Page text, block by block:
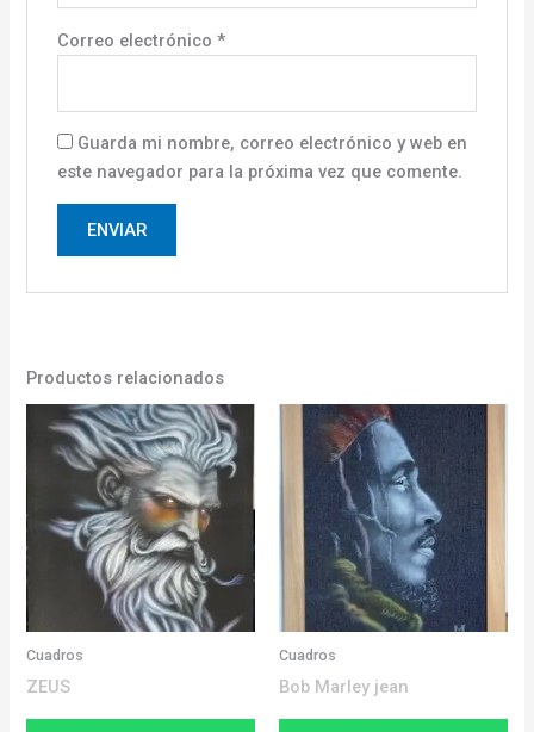
Correo electrónico *
Guarda mi nombre, correo electrónico y web en
este navegador para la próxima vez que comente.
Productos relacionados
Cuadros
ZEUS
Cuadros
Bob Marley jean